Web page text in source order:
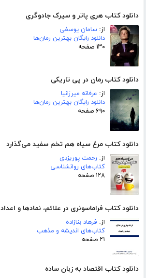
دانلود کتاب هری پاتر و سیرک جادوگری
از: سامان یوسفی
دانلود رایگان بهترین رمان‌ها
۱۳۰ صفحه
دانلود کتاب رمان در پی تاریکی
از: عرفانه میرزانیا
دانلود رایگان بهترین رمان‌ها
۶۹۰ صفحه
دانلود کتاب مرغ سیاه هم تخم سفید می‌گذارد
از: رحمت پوریزدی
کتاب‌های روانشناسی
۱۲۸ صفحه
دانلود کتاب فراماسونری در علائم، نمادها و اعداد
از: فرهاد بنازاده
کتاب‌های اندیشه و مذهب
۲۱ صفحه
دانلود کتاب اقتصاد به زبان ساده